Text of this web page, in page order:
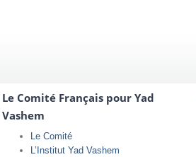
Le Comité Français pour Yad
Vashem
Le Comité
L’Institut Yad Vashem